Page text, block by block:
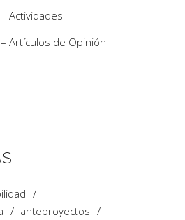
Actividades
Artículos de Opinión
anteproyectos